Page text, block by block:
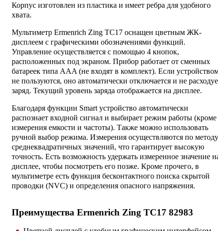
Корпус изготовлен из пластика и имеет ребра для удобного
хвата.
Мультиметр Ermenrich Zing TC17 оснащен цветным ЖК-
дисплеем с графическими обозначениями функций.
Управление осуществляется с помощью 4 кнопок,
расположенных под экраном. Прибор работает от сменных
батареек типа AAA (не входят в комплект). Если
не пользуются, оно автоматически отключается и не
заряд. Текущий уровень заряда отображается на дисплее.
Благодаря функции Smart устройство автоматически
распознает входной сигнал и выбирает режим работы (кроме
измерения емкости и частоты). Также можно использовать
ручной выбор режима. Измерения осуществляются по методу
среднеквадратичных значений, что гарантирует высокую
точность. Есть возможность удержать измеренное значение
дисплее, чтобы посмотреть его позже. Кроме прочего, в
мультиметре есть функция бесконтактного поиска скрытой
проводки (NVC) и определения опасного напряжения.
Преимущества Ermenrich Zing TC17 82983